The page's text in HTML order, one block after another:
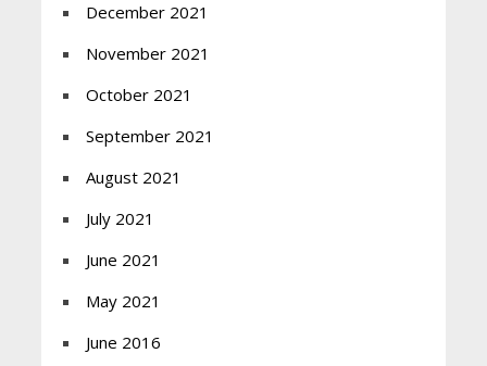
December 2021
November 2021
October 2021
September 2021
August 2021
July 2021
June 2021
May 2021
June 2016